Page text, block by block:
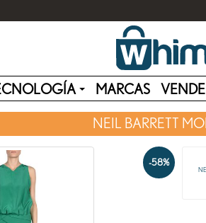
MARCAS
NEIL BARRETT
-58%